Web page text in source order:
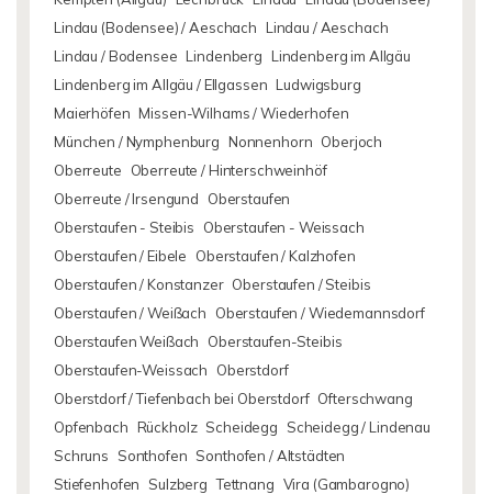
Lindau (Bodensee) / Aeschach Lindau / Aeschach
Lindau / Bodensee Lindenberg Lindenberg im Allgäu
Lindenberg im Allgäu / Ellgassen Ludwigsburg
Maierhöfen Missen-Wilhams / Wiederhofen
München / Nymphenburg Nonnenhorn Oberjoch
Oberreute
Oberreute / Hinterschweinhöf
Oberreute / Irsengund
Oberstaufen
Oberstaufen - Steibis
Oberstaufen - Weissach
Oberstaufen / Eibele
Oberstaufen / Kalzhofen
Oberstaufen / Konstanzer Oberstaufen / Steibis
Oberstaufen / Weißach
Oberstaufen / Wiedemannsdorf
Oberstaufen Weißach
Oberstaufen-Steibis
Oberstaufen-Weissach
Oberstdorf
Oberstdorf / Tiefenbach bei Oberstdorf Ofterschwang
Opfenbach Rückholz Scheidegg
Scheidegg / Lindenau
Schruns
Sonthofen Sonthofen / Altstädten
Stiefenhofen
Sulzberg Tettnang Vira (Gambarogno)